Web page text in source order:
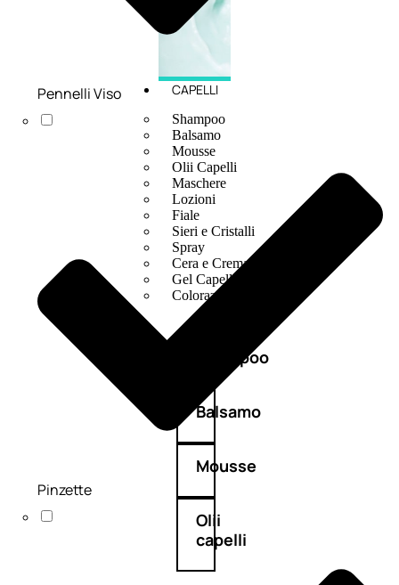
CAPELLI
Shampoo
Balsamo
Mousse
Olii Capelli
Maschere
Lozioni
Fiale
Sieri e Cristalli
Spray
Cera e Crema
Gel Capelli
Colorazione
Shampoo
Balsamo
Mousse
Olii
capelli
Pennelli Viso
Pinzette